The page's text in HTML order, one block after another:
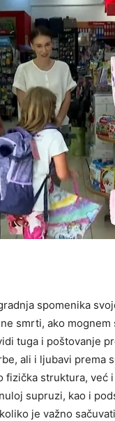
spomenika
smrti, ako
tuga i poštovanje
ali i ljubavi prema
fizička struktura, već
supruzi, kao i
je važno